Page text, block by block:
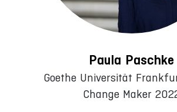
Paula Paschke
Goethe Universität
Change Maker